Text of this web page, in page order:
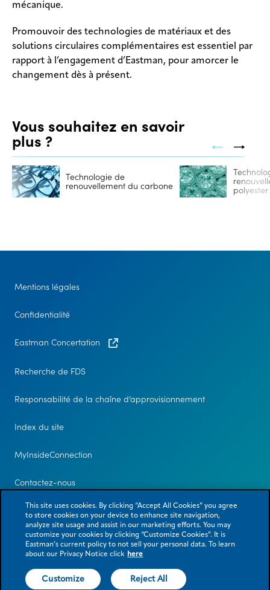
mécanique.
Promouvoir des technologies de matériaux et des
solutions circulaires complémentaires est essentiel par
rapport à l’engagement d’Eastman, pour amorcer le
changement dès à présent.
Vous souhaitez en savoir
plus ?
Technologie de
renouvellement du carbone
polyester
Mentions légales
Confidentialité
Eastman Concertation
Recherche de FDS
Responsabilité de la chaîne d’approvisionnement
Index du site
MyInsideConnection
Contactez-nous
© 2026 Eastman Chemical Company ou ses filiales. Tous droits réservés.
This site uses cookies. By clicking “Accept All Cookies” you agree
to store cookies on your device to enhance site navigation,
analyze site usage and assist in our marketing efforts. You may
customize your cookies by clicking “Customize Cookies”. It is
Eastman’s current policy to not sell your personal data. To learn
about our Privacy Notice click here
Customize Reject All